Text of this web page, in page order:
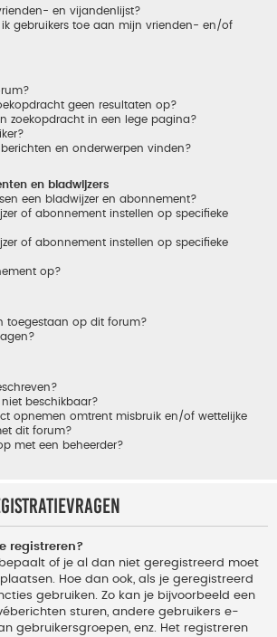
en vijandenlijst?
ik gebruikers toe aan mijn vrienden- en/of
geen resultaten op?
zoekopdracht in een lege pagina?
en onderwerpen vinden?
en bladwijzers
een bladwijzer en abonnement?
of abonnement instellen op specifieke
of abonnement instellen op specifieke
op?
toegestaan op dit forum?
beschikbaar?
opnemen omtrent misbruik en/of wettelijke
dit forum?
met een beheerder?
registreren?
of je al dan niet geregistreerd moet
Hoe dan ook, als je geregistreerd
gebruiken. Zo kan je bijvoorbeeld een
sturen, andere gebruikers e-
gebruikersgroepen, enz. Het registreren